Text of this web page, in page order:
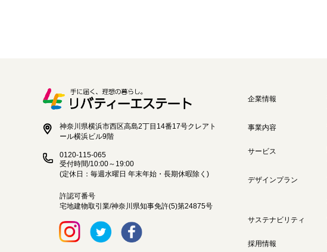
神奈川県横浜市西区高島2丁目14番17号クレアト
ール横浜ビル9階
0120-115-065
受付時間/10:00～19:00
(定休日：毎週水曜日 年末年始・長期休暇除く)
許認可番号
宅地建物取引業/神奈川県知事免許(5)第24875号
企業情報
事業内容
サービス
デザインプラン
サステナビリティ
採用情報